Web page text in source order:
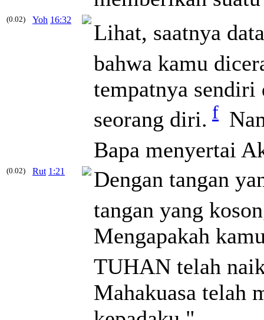
(0.02) Yoh 16:32
Lihat, saatnya
bahwa kamu
tempatnya
seorang diri. f
Bapa menyertai
(0.02) Rut 1:21
Dengan tangan
tangan yang
Mengapakah
TUHAN telah
Mahakuasa telah